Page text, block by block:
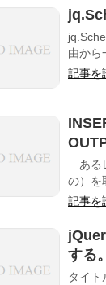
由から
記事を
ある
の）を
記事を
する。
タイト